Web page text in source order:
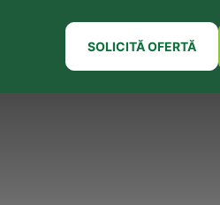
SOLICITĂ OFERTĂ